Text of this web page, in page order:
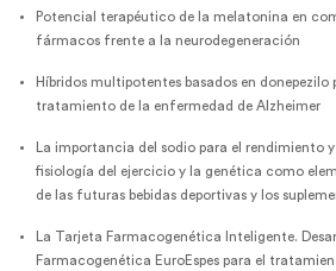
Potencial terapéutico de la melatonina en
fármacos frente a la neurodegeneración
Híbridos multipotentes basados en donepezilo
tratamiento de la enfermedad de Alzheimer
La importancia del sodio para el rendimiento
fisiología del ejercicio y la genética como
de las futuras bebidas deportivas y los
La Tarjeta Farmacogenética Inteligente.
Farmacogenética EuroEspes para el